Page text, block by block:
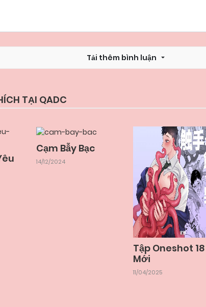
Tải thêm bình luận
TẠI QADC
Cạm Bẫy Bạc
14/12/2024
Tập Oneshot 18
Mới
11/04/2025